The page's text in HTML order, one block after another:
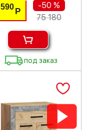
590 Р
-50 %
75 180
под заказ